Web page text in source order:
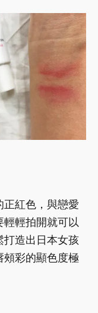
正紅色，與戀愛
輕拍開就可以
打造出日本女孩
頰彩的顯色度極